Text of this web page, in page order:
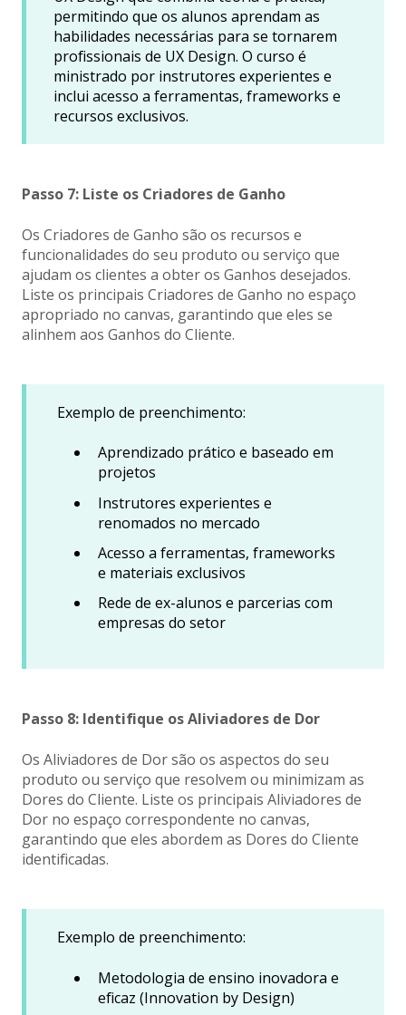
permitindo que os alunos aprendam as
habilidades necessárias para se tornarem
profissionais de UX Design. O curso é
ministrado por instrutores experientes e
inclui acesso a ferramentas, frameworks e
recursos exclusivos.
Passo 7: Liste os Criadores de Ganho
Os Criadores de Ganho são os recursos e
funcionalidades do seu produto ou serviço que
ajudam os clientes a obter os Ganhos desejados.
Liste os principais Criadores de Ganho no espaço
apropriado no canvas, garantindo que eles se
alinhem aos Ganhos do Cliente.
Exemplo de preenchimento:
Aprendizado prático e baseado em
projetos
Instrutores experientes e
renomados no mercado
Acesso a ferramentas, frameworks
e materiais exclusivos
Rede de ex-alunos e parcerias com
empresas do setor
Passo 8: Identifique os Aliviadores de Dor
Os Aliviadores de Dor são os aspectos do seu
produto ou serviço que resolvem ou minimizam as
Dores do Cliente. Liste os principais Aliviadores de
Dor no espaço correspondente no canvas,
garantindo que eles abordem as Dores do Cliente
identificadas.
Exemplo de preenchimento:
Metodologia de ensino inovadora e
eficaz (Innovation by Design)